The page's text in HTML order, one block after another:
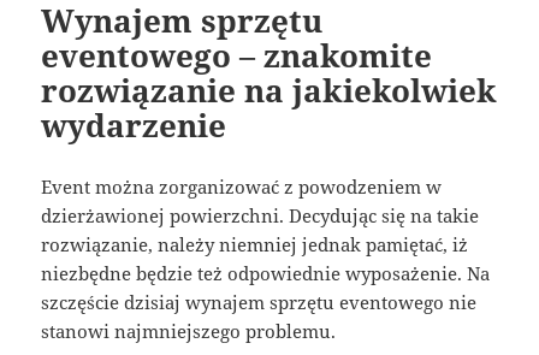
Wynajem sprzętu
eventowego – znakomite
rozwiązanie na jakiekolwiek
wydarzenie
Event można zorganizować z powodzeniem w
dzierżawionej powierzchni. Decydując się na takie
rozwiązanie, należy niemniej jednak pamiętać, iż
niezbędne będzie też odpowiednie wyposażenie. Na
szczęście dzisiaj wynajem sprzętu eventowego nie
stanowi najmniejszego problemu.